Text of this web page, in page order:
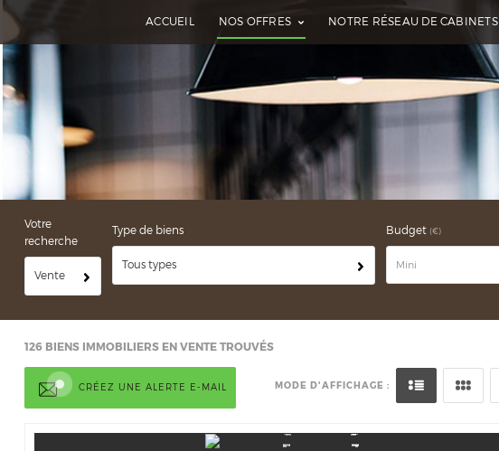
ACCUEIL NOS OFFRES NOTRE RÉSEAU DE CABINETS
Votre
recherche
Vente
Type de biens
Tous types
Budget (€)
126 BIENS IMMOBILIERS EN VENTE TROUVÉS
CRÉEZ UNE ALERTE E-MAIL MODE D'AFFICHAGE :